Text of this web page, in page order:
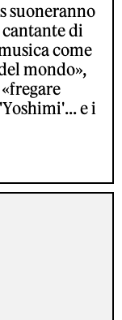
suoneranno
di
come
mondo»,
e i